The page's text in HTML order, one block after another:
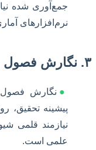
جمع‌آوری شده
نرم‌افزارهای
۳. نگارش فصول و تدوین نهایی
● نگارش فصول
پیشینه تحقیق،
نیازمند قلمی
علمی است.